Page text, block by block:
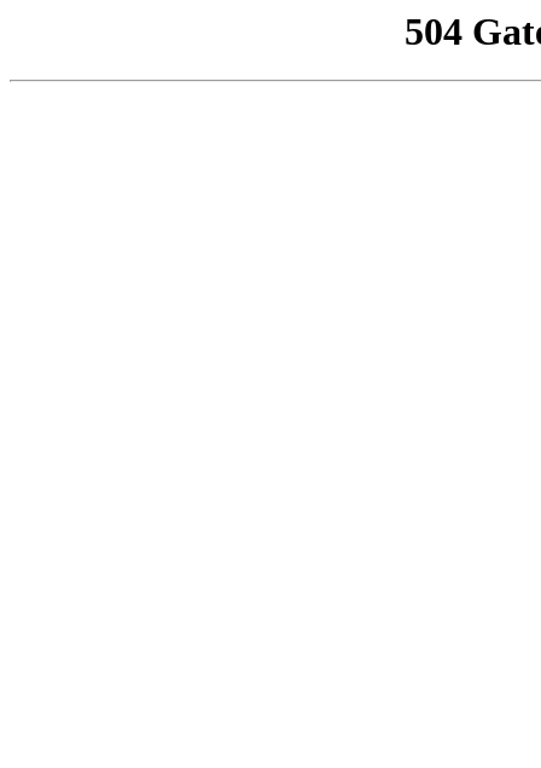
504